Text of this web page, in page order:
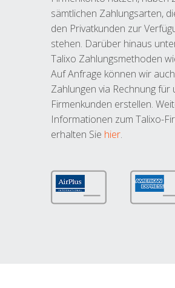
sämtlichen Zahlungsarten,
den Privatkunden zur
stehen. Darüber hinaus
Talixo Zahlungsmethoden
Auf Anfrage können wir auch
Zahlungen via Rechnung für
Firmenkunden erstellen.
Informationen zum Talixo-
erhalten Sie hier.